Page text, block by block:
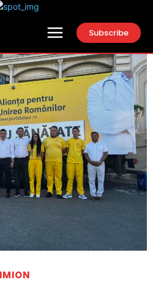
Subscribe